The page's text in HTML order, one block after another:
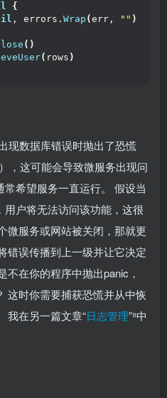
{
, errors. Wrap (err, "" )
()
( rows )
现数据库错误时抛出了恐慌
，这可能会导致微服务出现问
希望服务一直运行。 假设当
户将无法访问该功能，这很
微服务或网站被关闭，那就更
错误传播到上一级并让它决定
在你的程序中抛出panic，
这时你需要捕获恐慌并从中恢
我在另一篇文章“日志管理”⁸中